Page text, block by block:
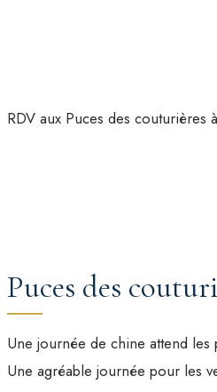
RDV aux Puces des
Puces des
Une journée de chine attend
Une agréable journée pour les